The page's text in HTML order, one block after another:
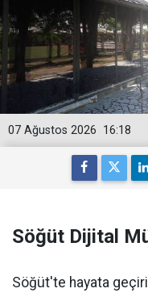
16:18
07 Ağustos 2026
Söğüt Dijital
Söğüt'te hayata